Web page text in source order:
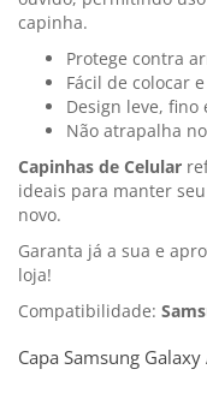
capinha.
Protege contra
Fácil de colocar
Design leve, fino
Não atrapalha
Capinhas de Celular
ideais para manter seu
novo.
Garanta já a sua e
loja!
Compatibilidade:
Capa Samsung